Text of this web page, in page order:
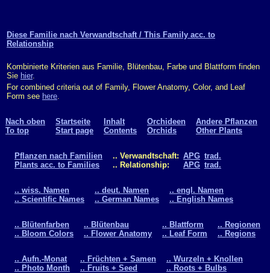
Diese Familie nach Verwandtschaft / This Family acc. to
Relationship
Kombinierte Kriterien aus Familie, Blütenbau, Farbe und Blattform finden
Sie hier.
For combined criteria out of Family, Flower Anatomy, Color, and Leaf
Form see here.
Nach oben
To top
Startseite
Start page
Inhalt
Contents
Orchideen
Orchids
Andere Pflanzen
Other Plants
Pflanzen nach Familien
Plants acc. to Families
.. Verwandtschaft:
.. Relationship:
APG
APG
trad.
trad.
.. wiss. Namen
.. Scientific Names
.. deut. Namen
.. German Names
.. engl. Namen
.. English Names
.. Blütenfarben
.. Bloom Colors
.. Blütenbau
.. Flower Anatomy
.. Blattform
.. Leaf Form
.. Regionen
.. Regions
.. Aufn.-Monat
.. Photo Month
.. Früchten + Samen
.. Fruits + Seed
.. Wurzeln + Knollen
.. Roots + Bulbs